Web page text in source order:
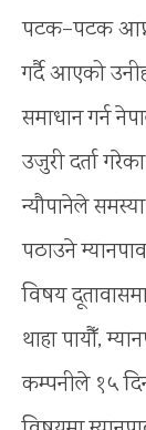
पटक–पटक
गर्दै आएको
समाधान गर्न
उजुरी दर्ता
न्यौपानेले
पठाउने
विषय
थाहा पायौँ,
कम्पनीले १५